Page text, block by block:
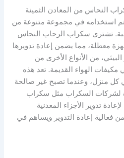
النحاس من المعادن الثمينة
استخدامه في مجموعة متنوعة من
تشتري سكراب الرحاب النحاس
معطلة، مما يضمن إعادة تدويرها
من الأنواع الأخرى من
الهواء القديمة. تعد هذه
كل منزل، وعندما تصبح غير صالحة
لشركات السكراب مثل سكراب
تدوير الأجزاء المعدنية
فعالية إعادة التدوير ويساهم في